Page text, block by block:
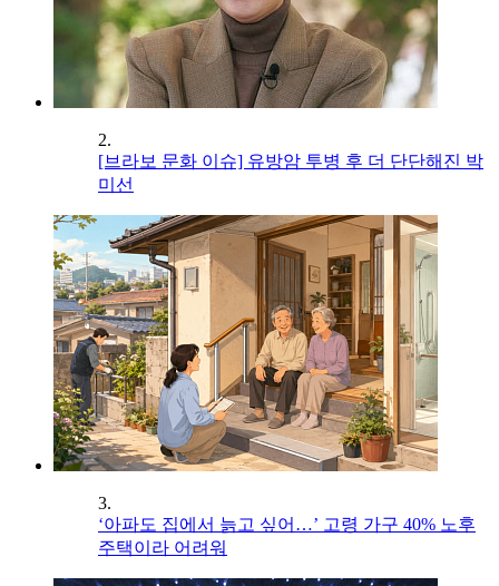
2.
[브라보 문화 이슈] 유방암 투병 후 더 단단해진 박
미선
3.
‘아파도 집에서 늙고 싶어…’ 고령 가구 40% 노후
주택이라 어려워